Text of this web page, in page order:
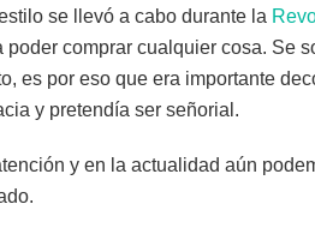
se llevó a cabo durante la
comprar cualquier cosa. Se
es por eso que era importante
y pretendía ser señorial.
y en la actualidad aún